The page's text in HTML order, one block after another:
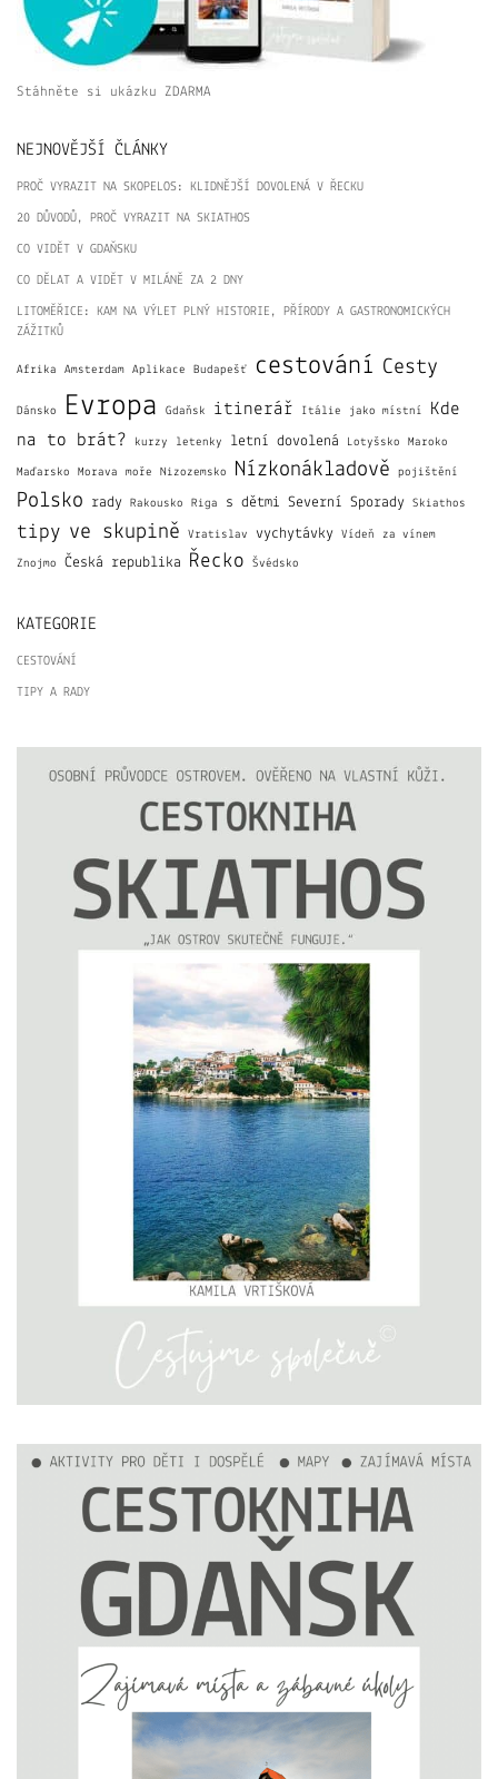
Stáhněte si ukázku ZDARMA
NEJNOVĚJŠÍ ČLÁNKY
PROČ VYRAZIT NA SKOPELOS: KLIDNĚJŠÍ DOVOLENÁ V ŘECKU
20 DŮVODŮ, PROČ VYRAZIT NA SKIATHOS
CO VIDĚT V GDAŇSKU
CO DĚLAT A VIDĚT V MILÁNĚ ZA 2 DNY
LITOMĚŘICE: KAM NA VÝLET PLNÝ HISTORIE, PŘÍRODY A GASTRONOMICKÝCH
ZÁŽITKŮ
Afrika Amsterdam Aplikace Budapešť cestování Cesty
Dánsko Evropa Gdaňsk itinerář Itálie jako místní
Kde
na to brát?
kurzy letenky letní dovolená Lotyšsko Maroko
Maďarsko Morava moře Nizozemsko Nízkonákladově pojištění
Polsko rady Rakousko Riga s dětmi Severní Sporady Skiathos
tipy ve skupině Vratislav vychytávky Vídeň za vínem
Znojmo Česká republika Řecko Švédsko
KATEGORIE
CESTOVÁNÍ
TIPY A RADY